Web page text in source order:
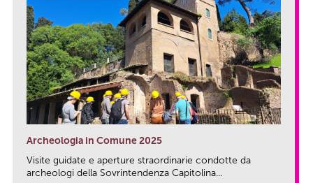
Archeologia in Comune 2025
Visite guidate e aperture straordinarie condotte da
archeologi della Sovrintendenza Capitolina...